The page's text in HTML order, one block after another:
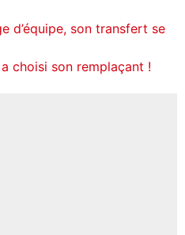
d’équipe, son transfert se
choisi son remplaçant !